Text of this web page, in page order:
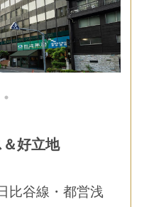
好立地
比谷線・都営浅